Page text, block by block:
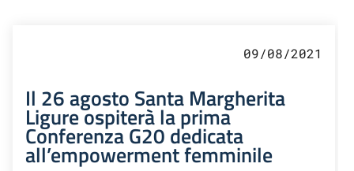
09/08/2021
Il 26 agosto Santa Margherita
Ligure ospiterà la prima
Conferenza G20 dedicata
all’empowerment femminile